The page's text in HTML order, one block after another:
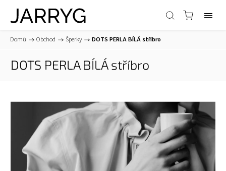
Domů / Obchod / Šperky / DOTS PERLA BÍLÁ stříbro
DOTS PERLA BÍLÁ stříbro